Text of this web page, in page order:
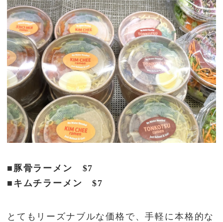
■豚骨ラーメン $7
■キムチラーメン $7
とてもリーズナブルな価格で、手軽に本格的な